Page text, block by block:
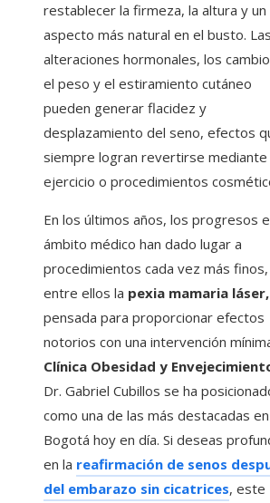
restablecer la firmeza, la altura y un
aspecto más natural en el busto. Las
alteraciones hormonales, los
el peso y el estiramiento cutáneo
pueden generar flacidez y
desplazamiento del seno, efectos
siempre logran revertirse mediante
ejercicio o procedimientos
En los últimos años, los progresos
ámbito médico han dado lugar a
procedimientos cada vez más finos,
entre ellos la pexia mamaria láser,
pensada para proporcionar efectos
notorios con una intervención
Clínica Obesidad y
Dr. Gabriel Cubillos se ha
como una de las más destacadas en
Bogotá hoy en día. Si deseas
en la reafirmación de senos
del embarazo sin cicatrices, este